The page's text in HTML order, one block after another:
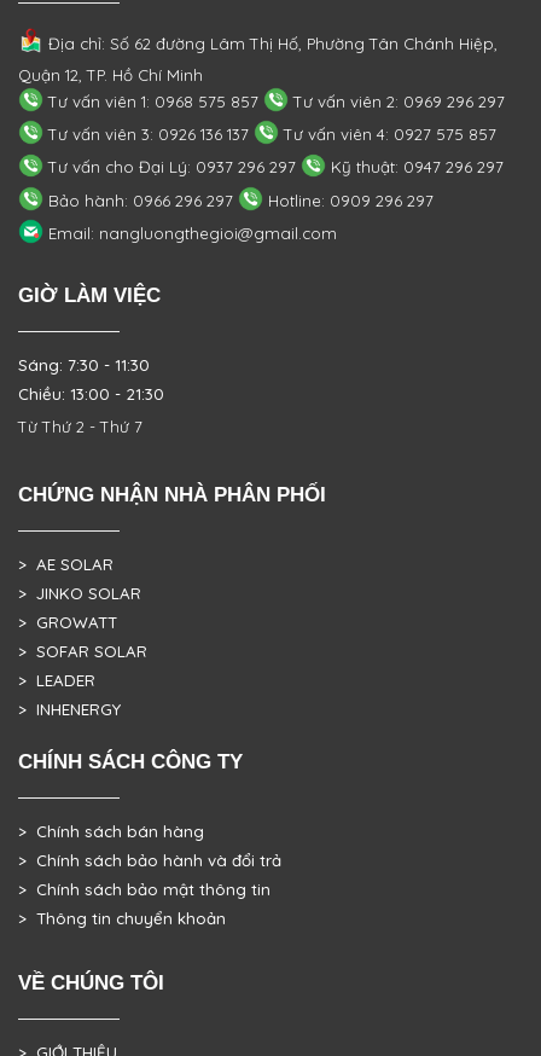
Địa chỉ: Số 62 đường Lâm Thị Hố, PhườngTân Chánh Hiệp,
Quận 12, TP. Hồ Chí Minh
Tư vấn viên 1: 0968 575 857
Tư vấn viên 2: 0969 296 297
Tư vấn viên 3: 0926 136 137
Tư vấn viên 4: 0927 575 857
Tư vấn cho Đại Lý: 0937 296 297
Kỹ thuật: 0947 296 297
Bảo hành: 0966 296 297
Hotline: 0909 296 297
Email: nangluongthegioi@gmail.com
GIỜ LÀM VIỆC
Sáng: 7:30 - 11:30
Chiều: 13:00 - 21:30
Từ Thứ 2 - Thứ 7
CHỨNG NHẬN NHÀ PHÂN PHỐI
> AE SOLAR
> JINKO SOLAR
> GROWATT
> SOFAR SOLAR
> LEADER
> INHENERGY
CHÍNH SÁCH CÔNG TY
> Chính sách bán hàng
> Chính sách bảo hành và đổi trả
> Chính sách bảo mật thông tin
> Thông tin chuyển khoản
VỀ CHÚNG TÔI